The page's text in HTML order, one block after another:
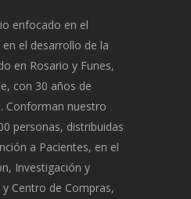
enfocado en el
el desarrollo de la
en Rosario y Funes,
con 30 años de
Conforman nuestro
personas, distribuidas
a Pacientes, en el
Investigación y
y Centro de Compras,